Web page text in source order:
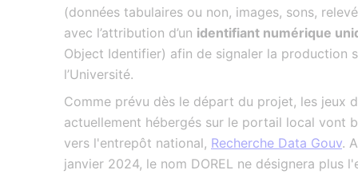
(données tabulaires ou non, images, sons,
avec l’attribution d’un identifiant numérique
Object Identifier) afin de signaler la production
l’Université.
Comme prévu dès le départ du projet, les jeux
actuellement hébergés sur le portail local vont
vers l'entrepôt national, Recherche Data Gouv.
janvier 2024, le nom DOREL ne désignera plus